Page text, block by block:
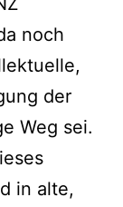
noch
der
Weg sei.
in alte,